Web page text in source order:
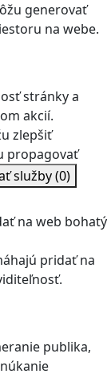
generovať
na webe.
stránky a
akcií.
zlepšiť
propagovať
služby(0)
na web bohatý
pridať na
publika,